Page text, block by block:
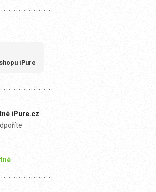
iPure
iPure.cz